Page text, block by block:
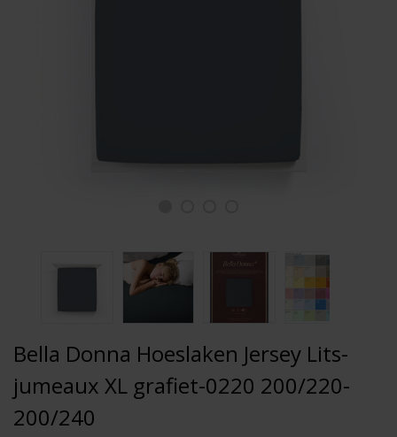
Bella Donna Hoeslaken Jersey Lits-
jumeaux XL grafiet-0220 200/220-
200/240